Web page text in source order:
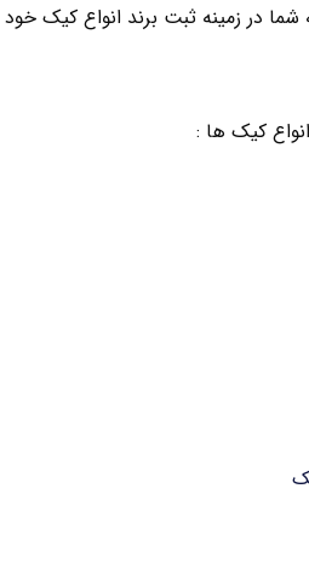
در زمینه ثبت برند انواع کیک
کیک ها :